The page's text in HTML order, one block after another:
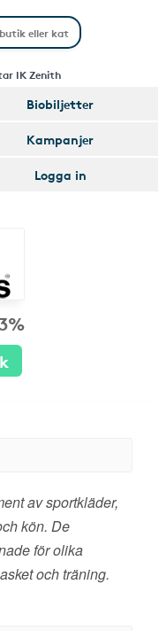
IK Zenith
Biobiljetter
Kampanjer
Logga in
av sportkläder,
kön. De
för olika
och träning.